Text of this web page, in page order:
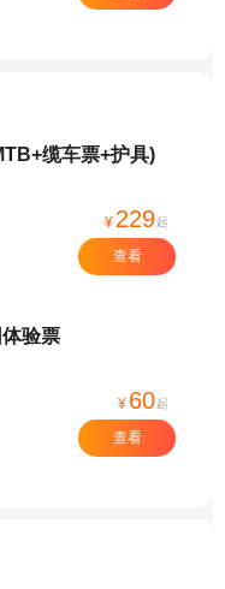
缆车票+护具)
¥ 229起
查看
验票
¥ 60起
查看